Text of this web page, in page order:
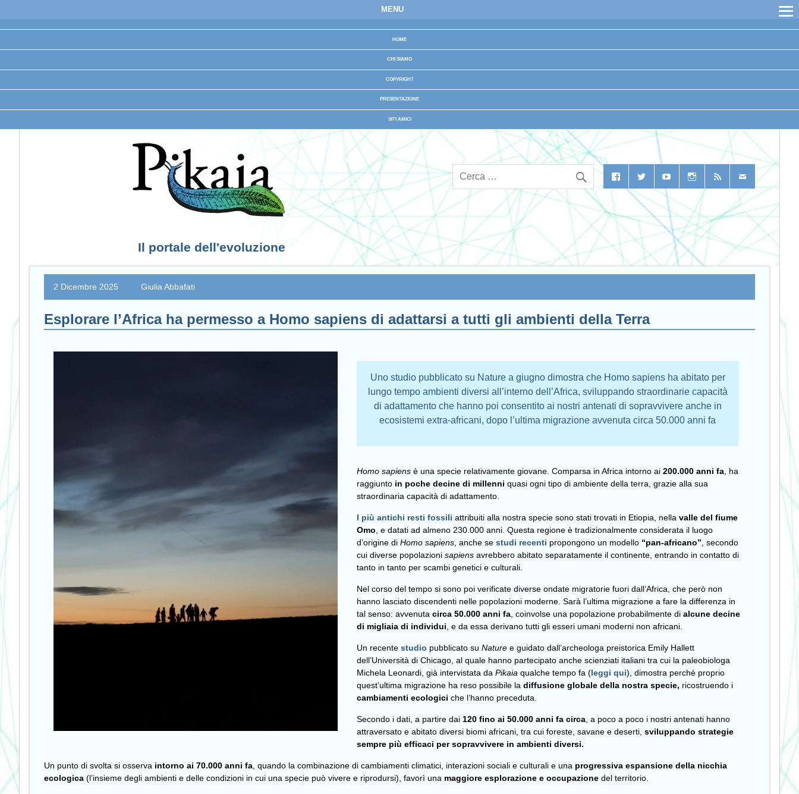
MENU
HOME
CHI SIAMO
COPYRIGHT
PRESENTAZIONE
SITI AMICI
Il portale dell'evoluzione
2 Dicembre 2025 Giulia Abbafati
Esplorare l’Africa ha permesso a Homo sapiens di adattarsi a tutti gli ambienti della Terra
Uno studio pubblicato su Nature a giugno dimostra che Homo sapiens ha abitato per
lungo tempo ambienti diversi all’interno dell’Africa, sviluppando straordinarie capacità
di adattamento che hanno poi consentito ai nostri antenati di sopravvivere anche in
ecosistemi extra-africani, dopo l’ultima migrazione avvenuta circa 50.000 anni fa
Homo sapiens è una specie relativamente giovane. Comparsa in Africa intorno ai200.000 anni fa , ha
raggiunto in poche decine di millenniquasi ogni tipo di ambiente della terra, grazie alla sua
straordinaria capacità di adattamento.
I più antichi resti fossiliattribuiti alla nostra specie sono stati trovati in Etiopia, nellavalle del fiume
Omo , e datati ad almeno 230.000 anni. Questa regione è tradizionalmente considerata il luogo
d’origine diHomo sapiens , anche sestudi recenti propongono un modello “pan-africano” , secondo
cui diverse popolazionisapiens avrebbero abitato separatamente il continente, entrando in contatto di
tanto in tanto per scambi genetici e culturali.
Nel corso del tempo si sono poi verificate diverse ondate migratorie fuori dall’Africa, che però non
hanno lasciato discendenti nelle popolazioni moderne. Sarà l’ultima migrazione a fare la differenza in
tal senso: avvenutacirca 50.000 anni fa , coinvolse una popolazione probabilmente dialcune decine
di migliaia di individui , e da essa derivano tutti gli esseri umani moderni non africani.
Un recentestudio pubblicato suNaturee guidato dall’archeologa preistorica Emily Hallett
dell’Università di Chicago, al quale hanno partecipato anche scienziati italiani tra cui la paleobiologa
Michela Leonardi, già intervistata daPikaiaqualche tempo fa (leggi qui), dimostra perché proprio
quest’ultima migrazione ha reso possibile ladiffusione globale della nostra specie, ricostruendo i
cambiamenti ecologiciche l’hanno preceduta.
Secondo i dati, a partire dai 120 fino ai 50.000 anni fa circa , a poco a poco i nostri antenati hanno
attraversato e abitato diversi biomi africani, tra cui foreste, savane e deserti,sviluppando strategie
sempre più efficaci per sopravvivere in ambienti diversi.
Un punto di svolta si osserva intorno ai 70.000 anni fa , quando la combinazione di cambiamenti climatici, interazioni sociali e culturali e una progressiva espansione della nicchia
ecologica (l’insieme degli ambienti e delle condizioni in cui una specie può vivere e riprodursi), favorì una maggiore esplorazione e occupazione del territorio.